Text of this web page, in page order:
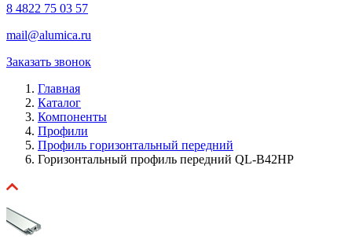
8 4822 75 03 57
mail@alumica.ru
Заказать звонок
Главная
Каталог
Компоненты
Профили
Профиль горизонтальный передний
Горизонтальный профиль передний QL-B42HP